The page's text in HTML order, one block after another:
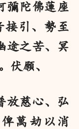
彌陀佛蓮座
引、勢至
途之苦、冥
伏願、
放慈心、弘
萬劫以消